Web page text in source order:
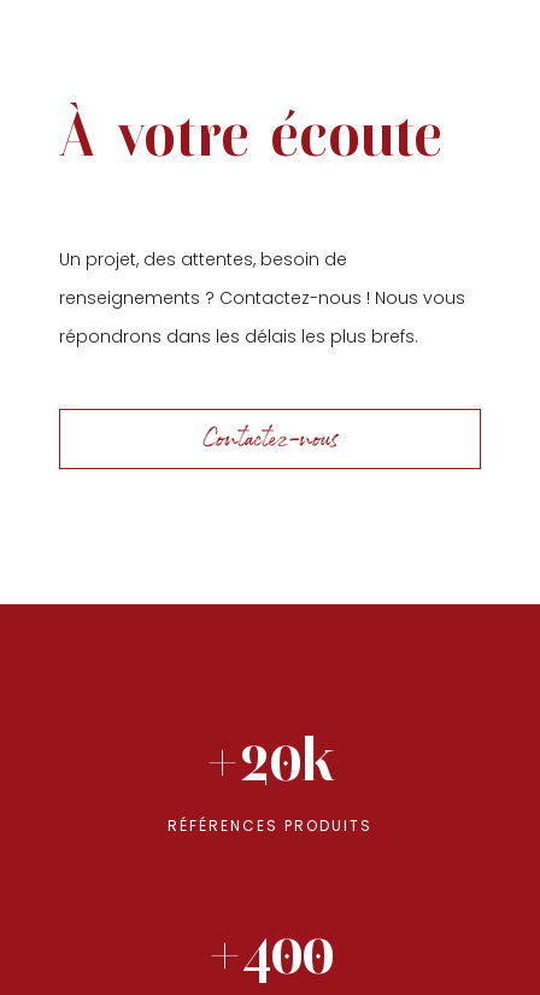
À votre écoute
Un projet, des attentes, besoin de
renseignements ? Contactez-nous ! Nous vous
répondrons dans les délais les plus brefs.
Contactez-nous
+20k
RÉFÉRENCES PRODUITS
+400